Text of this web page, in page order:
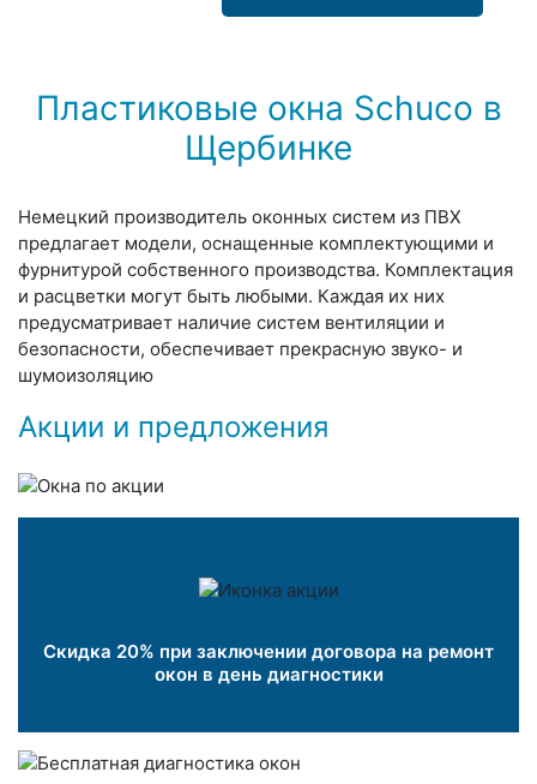
Пластиковые окна Schuco в
Щербинке
Немецкий производитель оконных систем из ПВХ
предлагает модели, оснащенные комплектующими и
фурнитурой собственного производства. Комплектация
и расцветки могут быть любыми. Каждая их них
предусматривает наличие систем вентиляции и
безопасности, обеспечивает прекрасную звуко- и
шумоизоляцию
Акции и предложения
Скидка 20% при заключении договора на ремонт
окон в день диагностики